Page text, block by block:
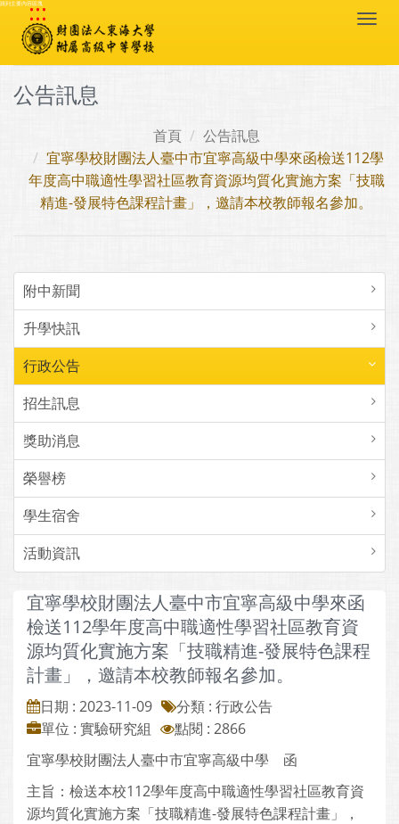
跳到主要內容區塊
:::
公告訊息
首頁
公告訊息
宜寧學校財團法人臺中市宜寧高級中學來函檢送112學
年度高中職適性學習社區教育資源均質化實施方案「技職
精進-發展特色課程計畫」，邀請本校教師報名參加。
附中新聞
升學快訊
行政公告
招生訊息
獎助消息
榮譽榜
學生宿舍
活動資訊
宜寧學校財團法人臺中市宜寧高級中學來函
檢送112學年度高中職適性學習社區教育資
源均質化實施方案「技職精進-發展特色課程
計畫」，邀請本校教師報名參加。
日期 : 2023-11-09
分類 : 行政公告
單位 : 實驗研究組
點閱 : 2866
宜寧學校財團法人臺中市宜寧高級中學 函
主旨：檢送本校112學年度高中職適性學習社區教育資
源均質化實施方案「技職精進-發展特色課程計畫」，